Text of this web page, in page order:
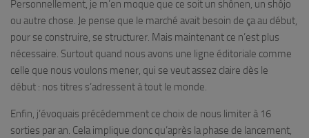
Personnellement, je m’en moque que ce soit un shônen, un shôjo
ou autre chose. Je pense que le marché avait besoin de ça au début,
pour se construire, se structurer. Mais maintenant ce n’est plus
nécessaire. Surtout quand nous avons une ligne éditoriale comme
celle que nous voulons mener, qui se veut assez claire dès le
début : nos titres s’adressent à tout le monde.
Enfin, j’évoquais précédemment ce choix de nous limiter à 16
sorties par an. Cela implique donc qu’après la phase de lancement,